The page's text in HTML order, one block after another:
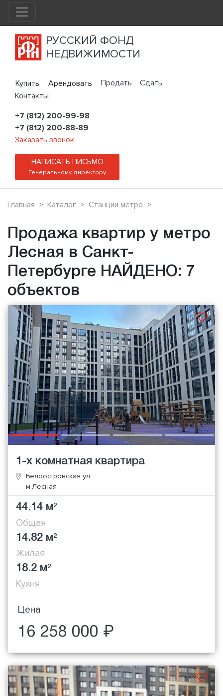
РУССКИЙ ФОНД
НЕДВИЖИМОСТИ
Купить Арендовать Продать
Сдать
Контакты
+7 (812) 200-99-98
+7 (812) 200-88-89
Заказать звонок
НАПИСАТЬ ПИСЬМО
Генеральному директору
Главная Каталог Станции метро
Продажа квартир у метро
Лесная в Санкт-
Петербурге НАЙДЕНО: 7
объектов
1-х комнатная квартира
Белоостровская ул.
м.Лесная
44.14 м2
Общая
14.82 м2
Жилая
18.2 м2
Кухня
Цена
16 258 000 ₽